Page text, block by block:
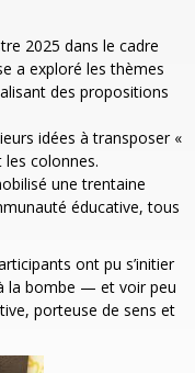
2025 dans le cadre
a exploré les thèmes
des propositions
idées à transposer «
colonnes.
une trentaine
éducative, tous
ont pu s’initier
la bombe — et voir peu
porteuse de sens et